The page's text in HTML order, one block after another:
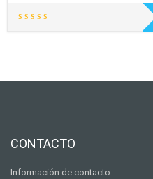
CONTACTO
Información de contacto: